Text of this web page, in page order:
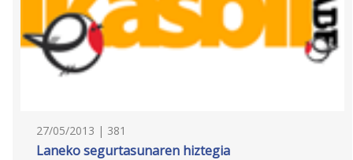
27/05/2013 | 381
Laneko segurtasunaren hiztegia